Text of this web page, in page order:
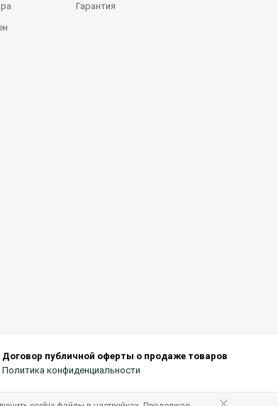
Гарантия
Договор публичной оферты о продаже товаров
Политика конфиденциальности